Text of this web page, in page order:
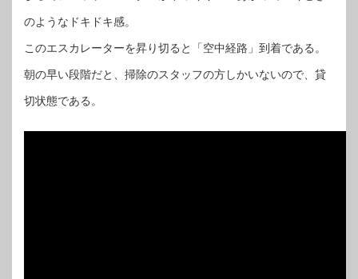
のようなドキドキ感。
このエスカレーターを昇り切ると「空中経路」到着である。
朝の早い段階だと、掃除のスタッフの方しかいないので、貸
切状態である。